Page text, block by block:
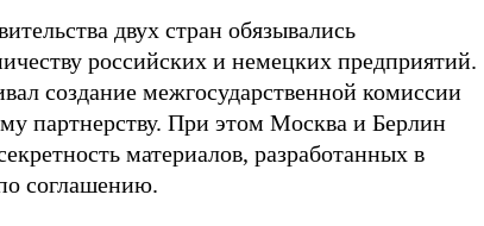
двух стран обязывались
российских и немецких предприятий.
создание межгосударственной комиссии
партнерству. При этом Москва и Берлин
материалов, разработанных в
соглашению.